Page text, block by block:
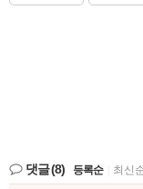
댓글(8) 등록순 최신